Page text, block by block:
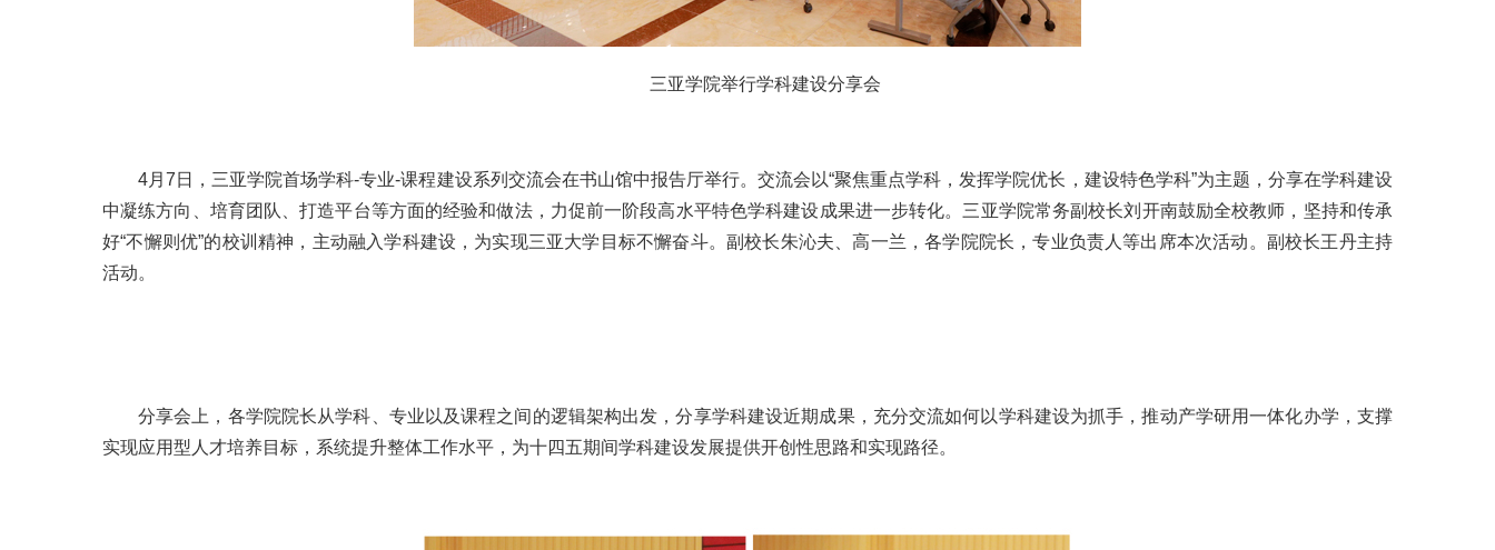
三亚学院举行学科建设分享会
4月7日，三亚学院首场学科-专业-课程建设系列交流会在书山馆中报告厅举行。交流会以“聚焦重点学科，发挥学院优长，建设特色学科”为主题，分享在学科建设
中凝练方向、培育团队、打造平台等方面的经验和做法，力促前一阶段高水平特色学科建设成果进一步转化。三亚学院常务副校长刘开南鼓励全校教师，坚持和传承
好“不懈则优”的校训精神，主动融入学科建设，为实现三亚大学目标不懈奋斗。副校长朱沁夫、高一兰，各学院院长，专业负责人等出席本次活动。副校长王丹主持
活动。
分享会上，各学院院长从学科、专业以及课程之间的逻辑架构出发，分享学科建设近期成果，充分交流如何以学科建设为抓手，推动产学研用一体化办学，支撑
实现应用型人才培养目标，系统提升整体工作水平，为十四五期间学科建设发展提供开创性思路和实现路径。